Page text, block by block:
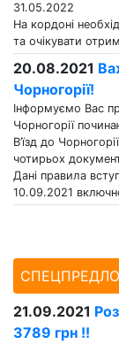
31.05.2022
На кордоні
та очікувати
20.08.2021
Чорногорії!
Інформуємо Вас
Чорногорії
В’їзд до
чотирьох
Дані правила
10.09.2021
21.09.2021
3789 грн !!